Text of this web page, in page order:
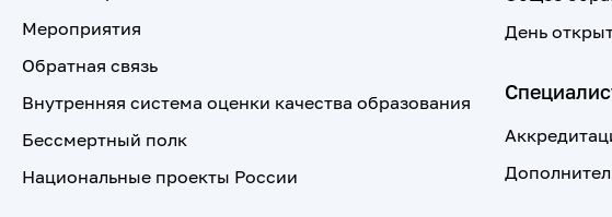
Мероприятия
Обратная связь
Внутренняя система оценки качества образования
Бессмертный полк
Национальные проекты России
День